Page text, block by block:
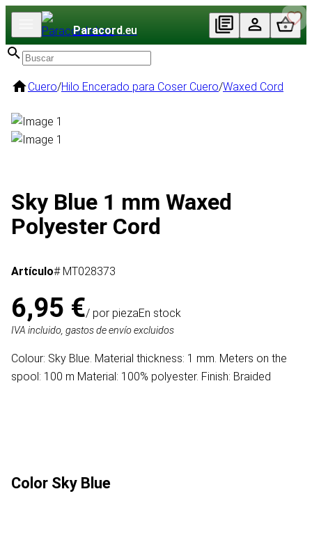
Paracord.eu
Cuero/Hilo Encerado para Coser Cuero/Waxed Cord
Sky Blue 1 mm Waxed
Polyester Cord
Artículo# MT028373
6,95 €/ por piezaEn stock
IVA incluido, gastos de envío excluidos
Colour: Sky Blue. Material thickness: 1 mm. Meters on the
spool: 100 m Material: 100% polyester. Finish: Braided
Color Sky Blue